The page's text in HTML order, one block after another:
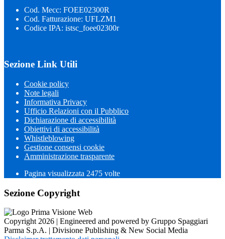
Cod. Mecc: FOEE02300R
Cod. Fatturazione: UFLZM1
Codice IPA: istsc_foee02300r
Sezione Link Utili
Cookie policy
Note legali
Informativa Privacy
Ufficio Relazioni con il Pubblico
Dichiarazione di accessibilità
Obiettivi di accessibilità
Whistleblowing
Gestione consensi cookie
Amministrazione trasparente
Pagina visualizzata 2475 volte
Sezione Copyright
Copyright 2026 | Engineered and powered by Gruppo Spaggiari
Parma S.p.A. | Divisione Publishing & New Social Media